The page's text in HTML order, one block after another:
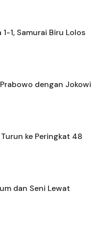
1, Samurai Biru Lolos
dengan Jokowi
ke Peringkat 48
dan Seni Lewat